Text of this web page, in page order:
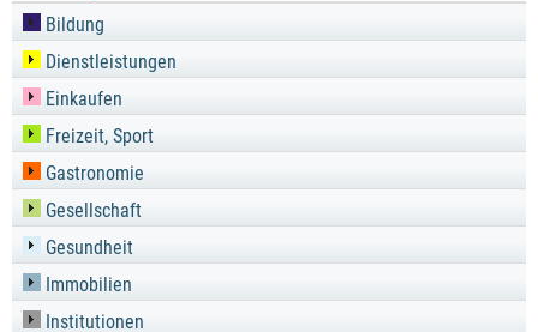
Bildung
Dienstleistungen
Einkaufen
Freizeit, Sport
Gastronomie
Gesellschaft
Gesundheit
Immobilien
Institutionen